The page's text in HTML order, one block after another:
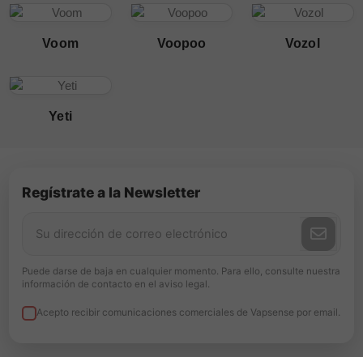
Voom Voopoo Vozol
Yeti
Regístrate a la Newsletter
Puede darse de baja en cualquier momento. Para ello, consulte nuestra
información de contacto en el aviso legal.
Acepto recibir comunicaciones comerciales de Vapsense por email.